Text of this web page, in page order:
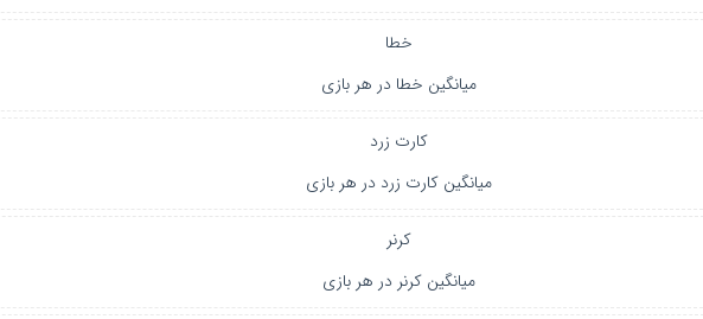
خطا
میانگین خطا در هر بازی
کارت زرد
میانگین کارت زرد در هر بازی
کرنر
میانگین کرنر در هر بازی